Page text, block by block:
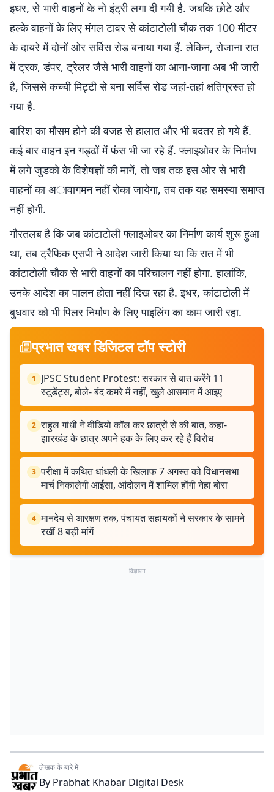
इधर, से भारी वाहनों के नो इंट्री लगा दी गयी है. जबकि छोटे और
हल्के वाहनों के लिए मंगल टावर से कांटाटोली चौक तक 100 मीटर
के दायरे में दोनों ओर सर्विस रोड बनाया गया हैं. लेकिन, रोजाना रात
में ट्रक, डंपर, ट्रेलर जैसे भारी वाहनों का आना-जाना अब भी जारी
है, जिससे कच्ची मिट्टी से बना सर्विस रोड जहां-तहां क्षतिग्रस्त हो
गया है.
बारिश का मौसम होने की वजह से हालात और भी बदतर हो गये हैं.
कई बार वाहन इन गड्ढों में फंस भी जा रहे हैं. फ्लाइओवर के निर्माण
में लगे जुडको के विशेषज्ञों की मानें, तो जब तक इस ओर से भारी
वाहनों का अावागमन नहीं रोका जायेगा, तब तक यह समस्या समाप्त
नहीं होगी.
गौरतलब है कि जब कांटाटोली फ्लाइओवर का निर्माण कार्य शुरू हुआ
था, तब ट्रैफिक एसपी ने आदेश जारी किया था कि रात में भी
कांटाटोली चौक से भारी वाहनों का परिचालन नहीं होगा. हालांकि,
उनके आदेश का पालन होता नहीं दिख रहा है. इधर, कांटाटोली में
बुधवार को भी पिलर निर्माण के लिए पाइलिंग का काम जारी रहा.
प्रभात खबर डिजिटल टॉप स्टोरी
1
JPSC Student Protest: सरकार से बात करेंगे 11
स्टूडेंट्स, बोले- बंद कमरे में नहीं, खुले आसमान में आइए
2 राहुल गांधी ने वीडियो कॉल कर छात्रों से की बात, कहा-
झारखंड के छात्र अपने हक के लिए कर रहे हैं विरोध
3 परीक्षा में कथित धांधली के खिलाफ 7 अगस्त को विधानसभा
मार्च निकालेगी आईसा, आंदोलन में शामिल होंगी नेहा बोरा
4 मानदेय से आरक्षण तक, पंचायत सहायकों ने सरकार के सामने
रखीं 8 बड़ी मांगें
विज्ञापन
लेखक के बारे में
By Prabhat Khabar Digital Desk